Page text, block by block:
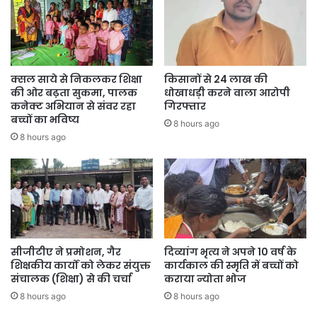
धरोहर आज भी भारतीय कला, संस्कृति और स्थापत्य परंपरा की गौरवशाली कहानी
को जीवंत रूप में प्रस्तुत करती है।
कैसे पहुंचे नारायणपाल मंदिर
नारायणपाल मंदिर तक पहुंचना आसान है। यह स्थल जगदलपुर से लगभग 35 से
40 किलोमीटर की दूरी पर स्थित है और सड़क मार्ग से अच्छी तरह जुड़ा हुआ है।
जगदलपुर से टैक्सी, निजी वाहन अथवा स्थानीय परिवहन के माध्यम से यहां पहुंचा
जा सकता है। निकटतम रेलवे स्टेशन जगदलपुर रेलवे स्टेशन है, जबकि निकटतम
हवाई अड्डा जगदलपुर एयरपोर्ट है, जहां से सड़क मार्ग द्वारा मंदिर तक पहुंचा जा
सकता है।
क्सल साये से निकलकर शिक्षा
की ओर बढ़ता सुकमा, पालक
कनेक्ट अभियान से संवर रहा
बच्चों का भविष्य
8 hours ago
किसानों से 24 लाख की
धोखाधड़ी करने वाला आरोपी
गिरफ्तार
8 hours ago
सीजीटीए ने प्रमोशन, गैर
शिक्षकीय कार्यों को लेकर संयुक्त
संचालक (शिक्षा) से की चर्चा
8 hours ago
दिव्यांग भृत्य ने अपने 10 वर्ष के
कार्यकाल की स्मृति में बच्चों को
कराया न्योता भोज
8 hours ago